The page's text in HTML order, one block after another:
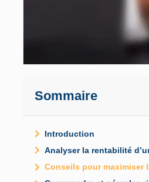
Sommaire
Introduction
Analyser la rentabilité
Conseils pour maximiser